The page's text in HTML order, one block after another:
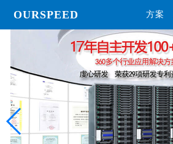
OURSPEED 方案